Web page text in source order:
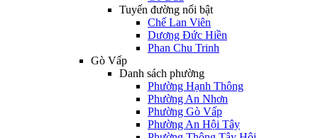
Tuyến đường nổi bật
Chế Lan Viên
Dương Đức Hiền
Phan Chu Trinh
Gò Vấp
Danh sách phường
Phường Hạnh Thông
Phường An Nhơn
Phường Gò Vấp
Phường An Hội Tây